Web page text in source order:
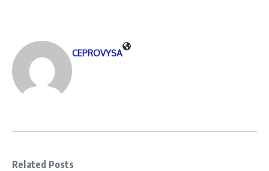
CEPROVYSA
Related Posts